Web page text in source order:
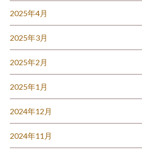
2025年4月
2025年3月
2025年2月
2025年1月
2024年12月
2024年11月